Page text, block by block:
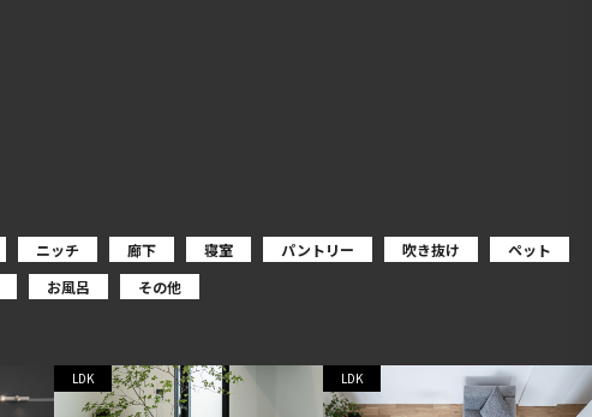
ニッチ 廊下 寝室 パントリー 吹き抜け
ペット
お風呂 その他
LDK LDK